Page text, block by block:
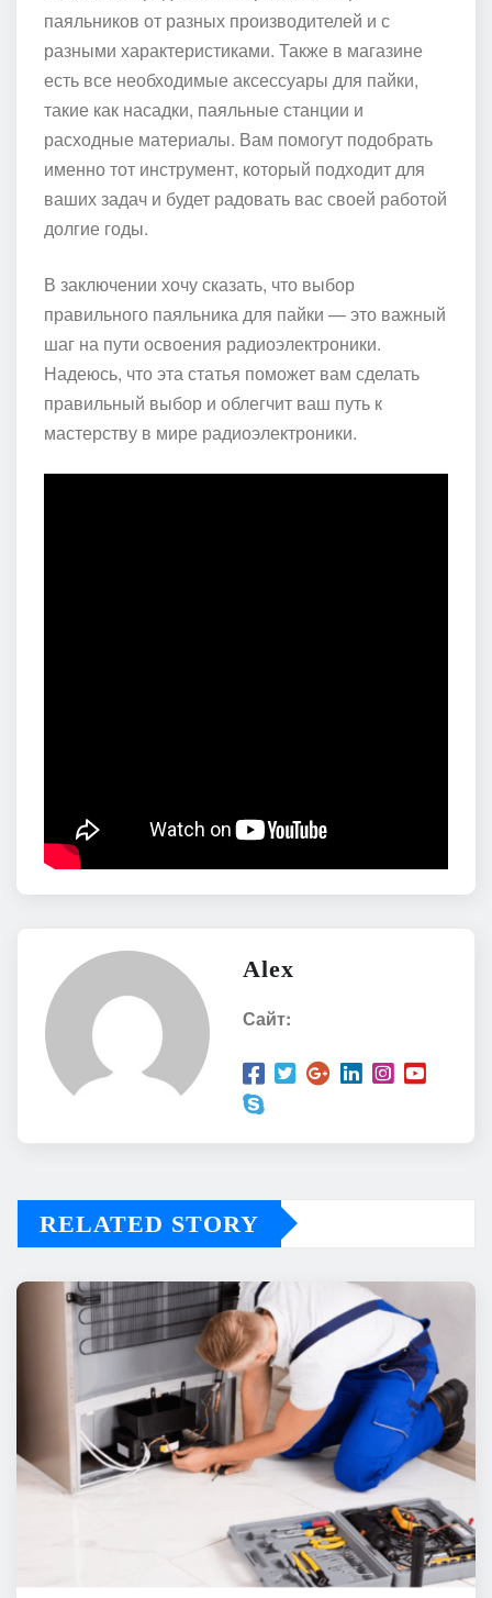
паяльников от разных производителей и с
разными характеристиками. Также в магазине
есть все необходимые аксессуары для пайки,
такие как насадки, паяльные станции и
расходные материалы. Вам помогут подобрать
именно тот инструмент, который подходит для
ваших задач и будет радовать вас своей работой
долгие годы.
В заключении хочу сказать, что выбор
правильного паяльника для пайки — это важный
шаг на пути освоения радиоэлектроники.
Надеюсь, что эта статья поможет вам сделать
правильный выбор и облегчит ваш путь к
мастерству в мире радиоэлектроники.
Alex
Сайт:
RELATED STORY